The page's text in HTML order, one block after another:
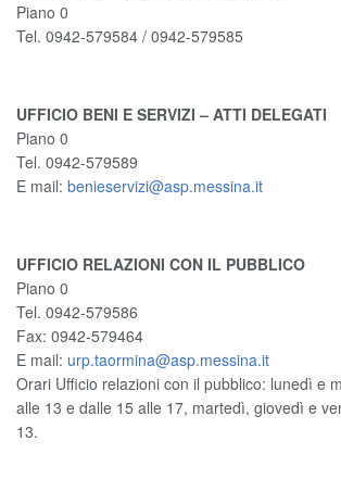
Piano 0
Tel. 0942-579584 / 0942-579585
UFFICIO BENI E SERVIZI – ATTI DELEGATI
Piano 0
Tel. 0942-579589
E mail: benieservizi@asp.messina.it
UFFICIO RELAZIONI CON IL PUBBLICO
Piano 0
Tel. 0942-579586
Fax: 0942-579464
E mail: urp.taormina@asp.messina.it
Orari Ufficio relazioni con il pubblico: lunedì e
alle 13 e dalle 15 alle 17, martedì, giovedì e
13.